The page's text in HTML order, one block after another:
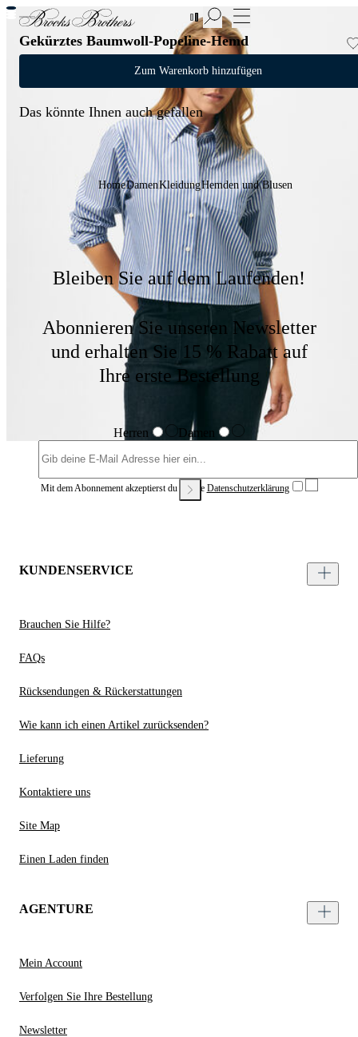
Neue Artikel im Sale | Bis zu 50% Rabatt
Gekürztes Baumwoll-Popeline-Hemd
Zum Warenkorb hinzufügen
Das könnte Ihnen auch gefallen
HomeDamenKleidungHemden und Blusen
Bleiben Sie auf dem Laufenden!
Abonnieren Sie unseren Newsletter
und erhalten Sie 15 % Rabatt auf
Ihre erste Bestellung
Herren Damen
Mit dem Abonnement akzeptierst du unsere Datenschutzerklärung
KUNDENSERVICE
Brauchen Sie Hilfe?
FAQs
Rücksendungen & Rückerstattungen
Wie kann ich einen Artikel zurücksenden?
Lieferung
Kontaktiere uns
Site Map
Einen Laden finden
AGENTURE
Mein Account
Verfolgen Sie Ihre Bestellung
Newsletter